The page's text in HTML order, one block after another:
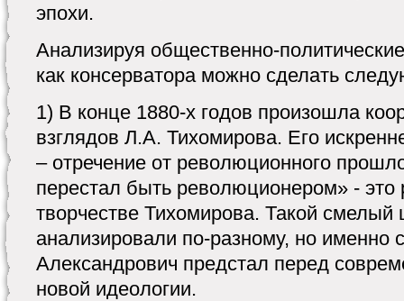
эпохи.
Анализируя общественно-
как консерватора можно сделать
1) В конце 1880-х годов произошла
взглядов Л.А. Тихомирова. Его
– отречение от революционного
перестал быть революционером» - это
творчестве Тихомирова. Такой смелый
анализировали по-разному, но именно
Александрович предстал перед
новой идеологии.